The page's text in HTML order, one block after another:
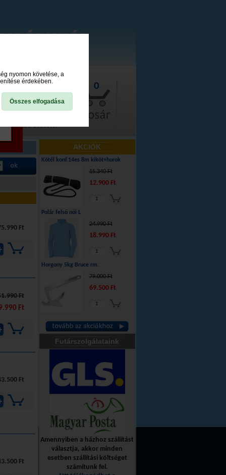
a szerződéstől
0
Ft
Ft
Ft
Ft
Ft
AKCIÓK
Kötél konf.14es 8m kiköt+hurok
15.340 Ft
12.900 Ft
Polár felső női L
24.990 Ft
18.990 Ft
Horgony 5kg Bruce rm.
79.000 Ft
69.500 Ft
Futárszolgálataink
Amennyiben a házhoz szállítást
választja, akkor minden
esetben szállítási költséget
számítunk fel.
nyomon követése, a
érdekében.
Összes elfogadása